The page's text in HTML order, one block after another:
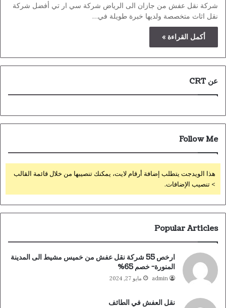
شركة نقل عفش من جازان الى الرياض شركة سي ار تي أفضل شركة
نقل اثاث متخصصة ولديها خبرة طويلة في…
أكمل القراءة »
عن CRT
Follow Me
هذا الويدجت يتطلب إضافة أرقام لايت، يمكنك تنصيبها من خلال قائمة القالب
> تنصيب الإضافات.
Popular Articles
ارخص 55 شركة نقل عفش من خميس مشيط الى المدينة
المنورة- خصم 65%
admin مايو 27, 2024
نقل العفش في الطائف